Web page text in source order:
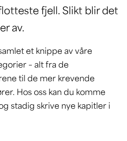
fjell. Slikt blir det
av.
et knippe av våre
– alt fra de
til de mer krevende
Hos oss kan du komme
stadig skrive nye kapitler i